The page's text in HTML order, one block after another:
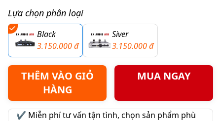
Lựa chọn phân loại
Black
3.150.000 đ
Siver
3.150.000 đ
THÊM VÀO GIỎ
HÀNG
MUA NGAY
✔️ Miễn phí tư vấn tận tình, chọn sản phẩm phù